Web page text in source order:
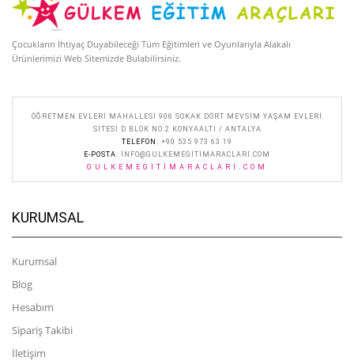
Çocukların İhtiyaç Duyabileceği Tüm Eğitimleri ve Oyunlarıyla Alakalı
Ürünlerimizi Web Sitemizde Bulabilirsiniz.
ÖĞRETMEN EVLERI MAHALLESI 906 SOKAK DÖRT MEVSIM YAŞAM EVLERI
SITESI D BLOK NO:2 KONYAALTI / ANTALYA
TELEFON : +90 535 973 63 19
E-POSTA:
INFO@GULKEMEGITIMARACLARI.COM
GULKEMEGITIMARACLARI.COM
KURUMSAL
Kurumsal
Blog
Hesabım
Sipariş Takibi
İletişim